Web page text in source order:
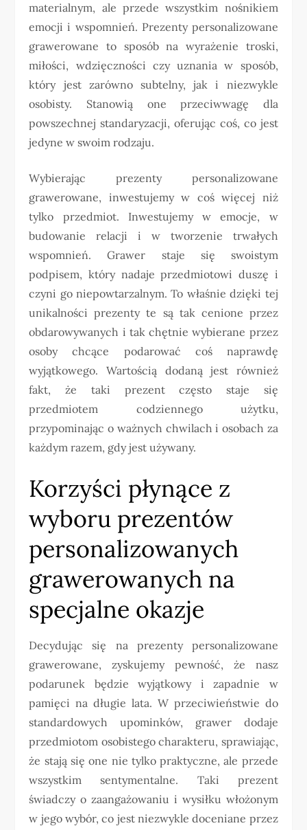
materialnym, ale przede wszystkim nośnikiem
emocji i wspomnień. Prezenty personalizowane
grawerowane to sposób na wyrażenie troski,
miłości, wdzięczności czy uznania w sposób,
który jest zarówno subtelny, jak i niezwykle
osobisty. Stanowią one przeciwwagę dla
powszechnej standaryzacji, oferując coś, co jest
jedyne w swoim rodzaju.
Wybierając prezenty personalizowane
grawerowane, inwestujemy w coś więcej niż
tylko przedmiot. Inwestujemy w emocje, w
budowanie relacji i w tworzenie trwałych
wspomnień. Grawer staje się swoistym
podpisem, który nadaje przedmiotowi duszę i
czyni go niepowtarzalnym. To właśnie dzięki tej
unikalności prezenty te są tak cenione przez
obdarowywanych i tak chętnie wybierane przez
osoby chcące podarować coś naprawdę
wyjątkowego. Wartością dodaną jest również
fakt, że taki prezent często staje się
przedmiotem codziennego użytku,
przypominając o ważnych chwilach i osobach za
każdym razem, gdy jest używany.
Korzyści płynące z
wyboru prezentów
personalizowanych
grawerowanych na
specjalne okazje
Decydując się na prezenty personalizowane
grawerowane, zyskujemy pewność, że nasz
podarunek będzie wyjątkowy i zapadnie w
pamięci na długie lata. W przeciwieństwie do
standardowych upominków, grawer dodaje
przedmiotom osobistego charakteru, sprawiając,
że stają się one nie tylko praktyczne, ale przede
wszystkim sentymentalne. Taki prezent
świadczy o zaangażowaniu i wysiłku włożonym
w jego wybór, co jest niezwykle doceniane przez